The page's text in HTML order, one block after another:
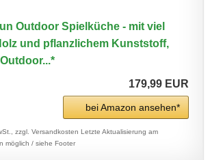
Outdoor Spielküche - mit viel
und pflanzlichem Kunststoff,
179,99 EUR
bei Amazon ansehen*
zzgl. Versandkosten Letzte Aktualisierung am
möglich / siehe Footer